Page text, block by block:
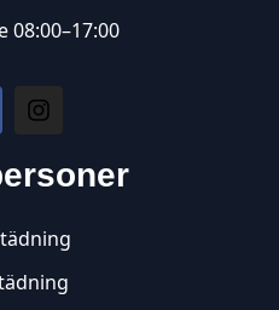
08:00–17:00